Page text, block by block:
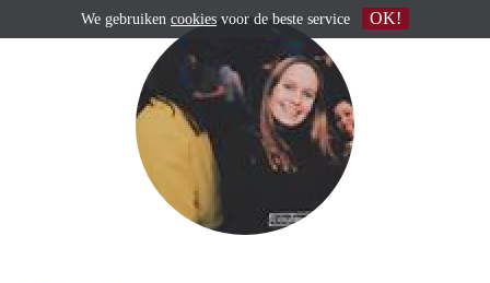
We gebruiken cookies voor de beste service OK!